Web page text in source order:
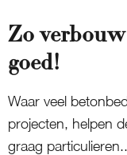
Zo
goed!
Waar veel
projecten, helpen
graag